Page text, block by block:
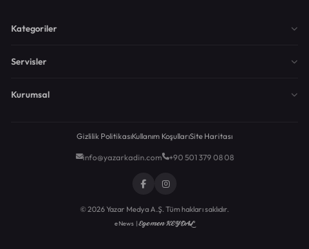
Kategoriler
Servisler
Kurumsal
Gizlilik PolitikasıKullanım KoşullarıSite Haritası
info@yazarkadin.com +90 501 379 08 08
© 2026 Yazar Medya A.Ş. Tüm hakları saklıdır.
eNews |Egemen KEYDAL